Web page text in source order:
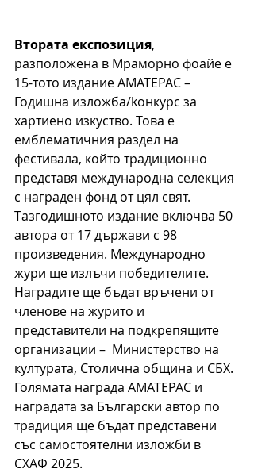
Втората експозиция,
разположена в Мраморно фоайе е
15-тото издание АМАТЕРАС –
Годишна изложба/kонкурс за
хартиено изкуство. Това е
емблематичния раздел на
фестивала, който традиционно
представя международна селекция
с награден фонд от цял свят.
Тазгодишното издание включва 50
автора от 17 държави с 98
произведения. Международно
жури ще излъчи победителите.
Наградите ще бъдат връчени от
членове на журито и
представители на подкрепящите
организации –  Министерство на
културата, Столична община и СБХ.
Голямата награда АМАТЕРАС и
наградата за Български автор по
традиция ще бъдат представени
със самостоятелни изложби в
СХАФ 2025.